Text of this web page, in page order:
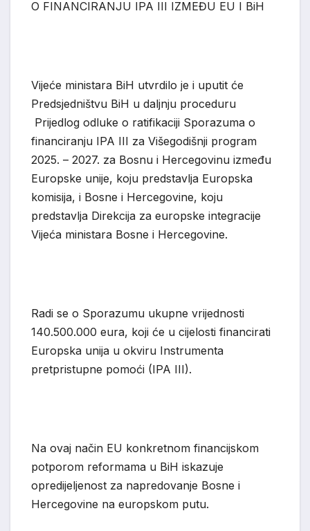
O FINANCIRANJU IPA III IZMEĐU EU I BiH
Vijeće ministara BiH utvrdilo je i uputit će
Predsjedništvu BiH u daljnju proceduru
Prijedlog odluke o ratifikaciji Sporazuma o
financiranju IPA III za Višegodišnji program
2025. – 2027. za Bosnu i Hercegovinu između
Europske unije, koju predstavlja Europska
komisija, i Bosne i Hercegovine, koju
predstavlja Direkcija za europske integracije
Vijeća ministara Bosne i Hercegovine.
Radi se o Sporazumu ukupne vrijednosti
140.500.000 eura, koji će u cijelosti financirati
Europska unija u okviru Instrumenta
pretpristupne pomoći (IPA III).
Na ovaj način EU konkretnom financijskom
potporom reformama u BiH iskazuje
opredijeljenost za napredovanje Bosne i
Hercegovine na europskom putu.